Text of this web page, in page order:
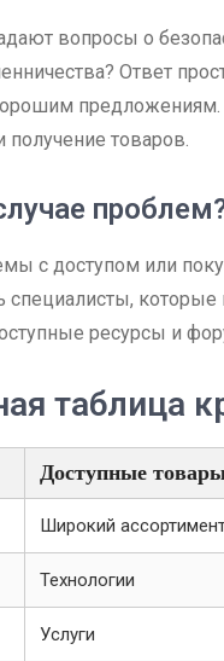
вопросы о
Ответ
предложениям.
получение товаров.
с доступом или
специалисты,
ресурсы и
таблица
Доступные
Широкий
Технологии
Услуги